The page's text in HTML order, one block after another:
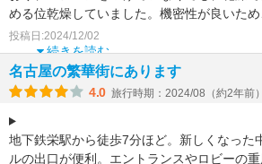
める位乾燥していました。機密性が良いた
コンがなくても寝
続きを読む
投稿日:2024/12/02
名古屋の繁華街にあります
4.0 旅行時期：2024/08（約2年前）
地下鉄栄駅から徒歩7分ほど。新しくなった
ルの出口が便利。エントランスやロビーの